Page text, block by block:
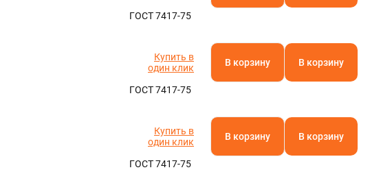
ГОСТ 7417-75
ГОСТ 7417-75
Купить в
один клик
В корзину В корзину
ГОСТ 7417-75
Купить в
один клик
В корзину В корзину